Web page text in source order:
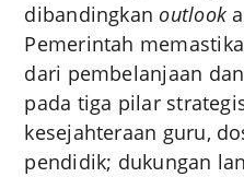
dibandingkan outlook
Pemerintah
dari pembelanjaan
pada tiga pilar
kesejahteraan guru,
pendidik; dukungan